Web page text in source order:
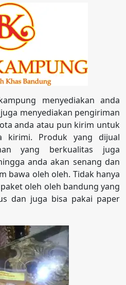
menyediakan anda
menyediakan pengiriman
anda atau pun kirim untuk
kirimi. Produk yang dijual
yang berkualitas juga
anda akan senang dan
bawa oleh oleh. Tidak hanya
oleh oleh bandung yang
dan juga bisa pakai paper